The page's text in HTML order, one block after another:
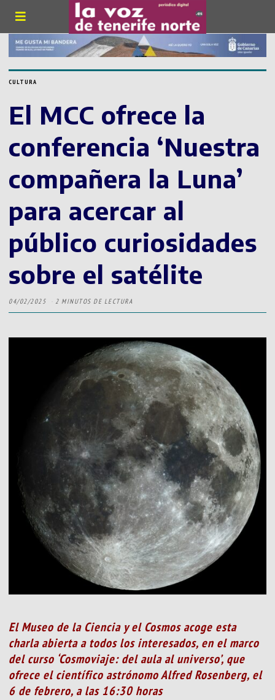
CULTURA
El MCC ofrece la
conferencia ‘Nuestra
compañera la Luna’
para acercar al
público curiosidades
sobre el satélite
04/02/2025 2 MINUTOS DE LECTURA
El Museo de la Ciencia y el Cosmos acoge esta
charla abierta a todos los interesados, en el marco
del curso ‘Cosmoviaje: del aula al universo’, que
ofrece el científico astrónomo Alfred Rosenberg, el
6 de febrero, a las 16:30 horas